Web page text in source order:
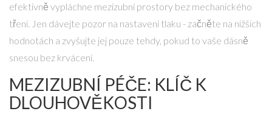
efektivně vypláchne mezizubní prostory bez mechanického
tření. Jen dávejte pozor na nastavení tlaku - začněte na nižších
hodnotách a zvyšujte jej pouze tehdy, pokud to vaše dásně
snesou bez krvácení.
MEZIZUBNÍ PÉČE: KLÍČ K
DLOUHOVĚKOSTI